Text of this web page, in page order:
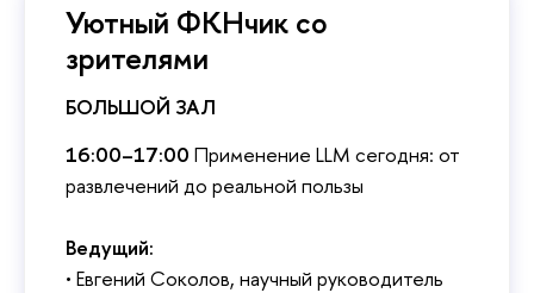
Уютный ФКНчик со
зрителями
БОЛЬШОЙ ЗАЛ
16:00–17:00 Применение LLM сегодня: от
развлечений до реальной пользы
едущий:
• Евгений Соколов, научный руководитель